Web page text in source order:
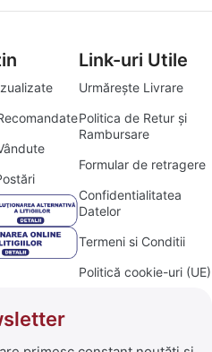
Link-uri Utile
Urmărește Livrare
Politica de Retur și
Rambursare
Formular de retragere
Confidentialitatea
Datelor
Termeni si Conditii
Politică cookie-uri (UE)